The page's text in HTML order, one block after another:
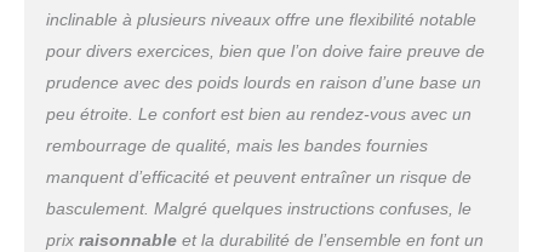
répondront à vos besoins.
inclinable à plusieurs niveaux offre une flexibilité notable
pour divers exercices, bien que l’on doive faire preuve de
prudence avec des poids lourds en raison d’une base un
peu étroite. Le confort est bien au rendez-vous avec un
rembourrage de qualité, mais les bandes fournies
manquent d’efficacité et peuvent entraîner un risque de
basculement. Malgré quelques instructions confuses, le
prix raisonnableet la durabilité de l’ensemble en font un